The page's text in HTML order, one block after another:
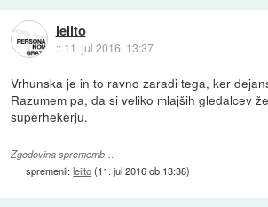
leiito
:: 11. jul 2016, 13:37
Vrhunska je in to ravno zaradi tega, ker
Razumem pa, da si veliko mlajših gledalcev
superhekerju.
Zgodovina sprememb…
spremenil:leiito(11. jul 2016 ob 13:38)